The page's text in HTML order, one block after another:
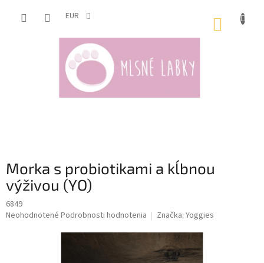
EUR
Morka s probiotikami a kĺbnou
výživou (YO)
6849
Priemerné
Neohodnotené Podrobnosti hodnotenia Značka: Yoggies